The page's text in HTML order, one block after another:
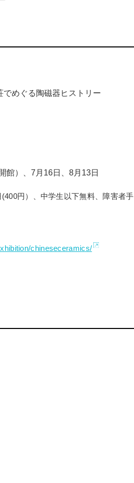
めぐる陶磁器ヒストリー
館）、7月16日、8月13日
円）、中学生以下無料、障害者手
chineseceramics/